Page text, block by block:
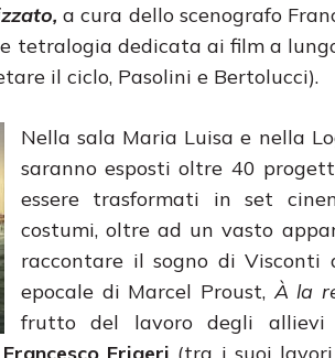
a cura dello scenografo
tetralogia dedicata ai film a
il ciclo, Pasolini e Bertolucci).
Nella sala Maria Luisa e nella
saranno esposti oltre 40
essere trasformati in set
costumi, oltre ad un vasto
raccontare il sogno di Visconti
epocale di Marcel Proust,À la
frutto del lavoro degli allievi
Francesco Frigeri (tra i suoi